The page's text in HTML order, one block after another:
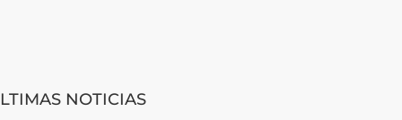
NOTICIAS